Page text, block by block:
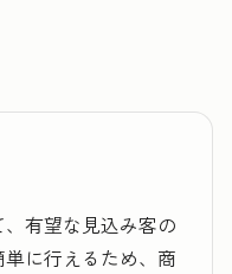
有望な見込み客の
に行えるため、商